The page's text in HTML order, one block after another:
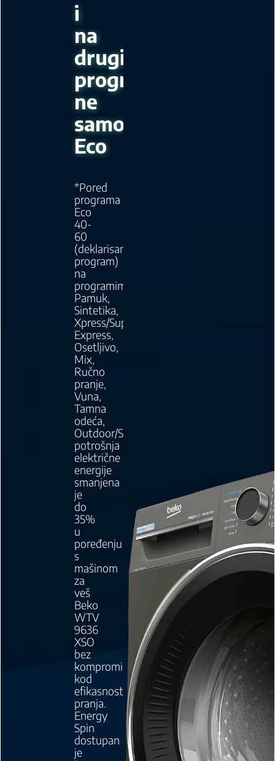
i
na
drugim
programima*
ne
samo
Eco
*Pored
programa
Eco
40-
60
(deklarisani
program)
na
programima
Pamuk,
Sintetika,
Xpress/Super
Express,
Osetljivo,
Mix,
Ručno
pranje,
Vuna,
Tamna
odeća,
Outdoor/Sports
potrošnja
električne
energije
smanjena
je
do
35%
u
poređenju
s
mašinom
za
veš
Beko
WTV
9636
XSO
bez
kompromisa
kod
efikasnosti
pranja.
Energy
Spin
dostupan
je